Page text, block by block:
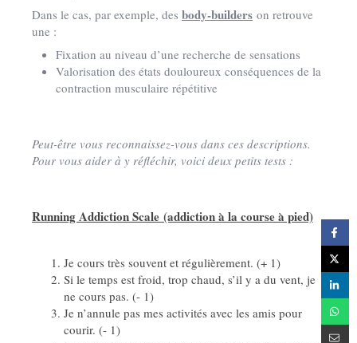
Dans le cas, par exemple, des body-builders on retrouve
une :
Fixation au niveau d’une recherche de sensations
Valorisation des états douloureux conséquences de la
contraction musculaire répétitive
Peut-être vous reconnaissez-vous dans ces descriptions.
Pour vous aider à y réfléchir, voici deux petits tests :
Running Addiction Scale (addiction à la course à pied)
Je cours très souvent et régulièrement. (+ 1)
Si le temps est froid, trop chaud, s’il y a du vent, je
ne cours pas. (- 1)
Je n’annule pas mes activités avec les amis pour
courir. (- 1)